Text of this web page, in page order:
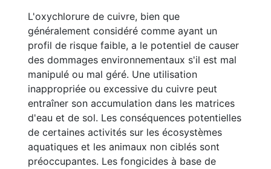
L'oxychlorure de cuivre, bien que
généralement considéré comme ayant un
profil de risque faible, a le potentiel de causer
des dommages environnementaux s'il est mal
manipulé ou mal géré. Une utilisation
inappropriée ou excessive du cuivre peut
entraîner son accumulation dans les matrices
d'eau et de sol. Les conséquences potentielles
de certaines activités sur les écosystèmes
aquatiques et les animaux non ciblés sont
préoccupantes. Les fongicides à base de